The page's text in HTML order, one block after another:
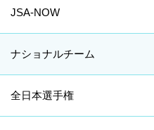
JSA-NOW
ナショナルチーム
全日本選手権